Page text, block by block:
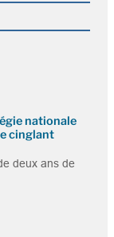
nationale
cinglant
deux ans de